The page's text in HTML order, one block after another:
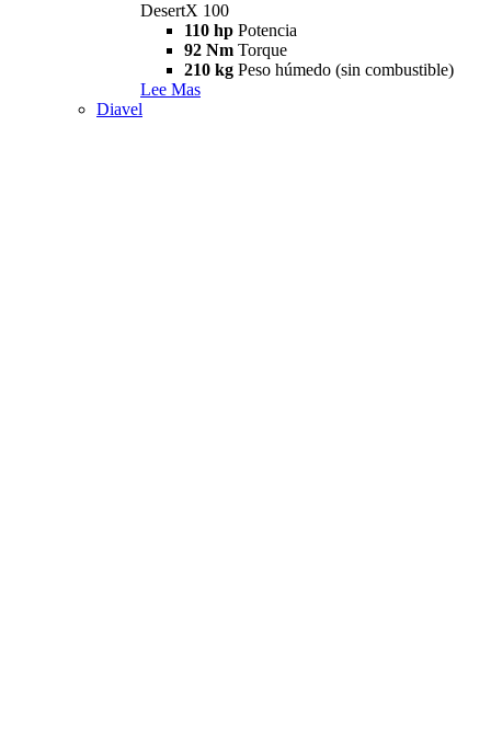
DesertX 100
110 hp Potencia
92 Nm Torque
210 kg Peso húmedo (sin combustible)
Lee Mas
Diavel